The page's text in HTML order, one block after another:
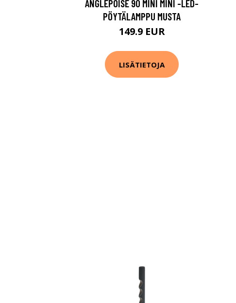
ANGLEPOISE 90 MINI MINI -LED-
PÖYTÄLAMPPU MUSTA
149.9 EUR
LISÄTIETOJA